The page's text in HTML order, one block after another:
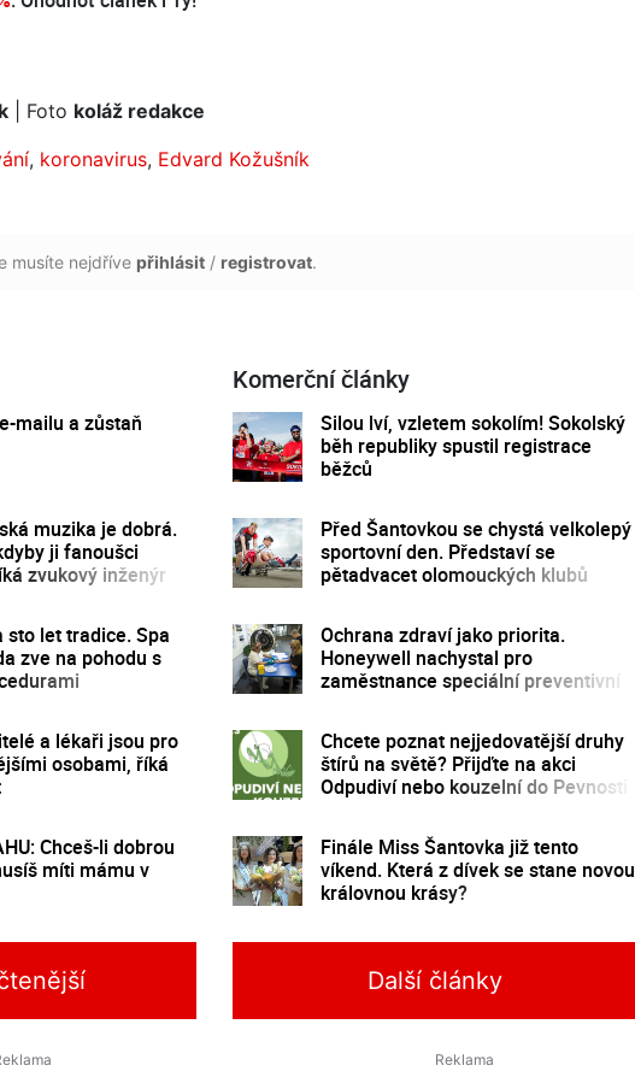
| Foto koláž redakce
, koronavirus, Edvard Kožušník
musíte nejdříve přihlásit / registrovat.
mailu a zůstaň
muzika je dobrá.
ji fanoušci
zvukový inženýr
sto let tradice. Spa
zve na pohodu s
a lékaři jsou pro
osobami, říká
Chceš-li dobrou
míti mámu v
Komerční články
Silou lví, vzletem sokolím! Sokolský
běh republiky spustil registrace
běžců
Před Šantovkou se chystá velkolepý
sportovní den. Představí se
pětadvacet olomouckých klubů
Ochrana zdraví jako priorita.
Honeywell nachystal pro
zaměstnance speciální preventivní
Chcete poznat nejjedovatější druhy
štírů na světě? Přijďte na akci
Odpudiví nebo kouzelní do Pevnosti
Finále Miss Šantovka již tento
víkend. Která z dívek se stane novou
královnou krásy?
Další články